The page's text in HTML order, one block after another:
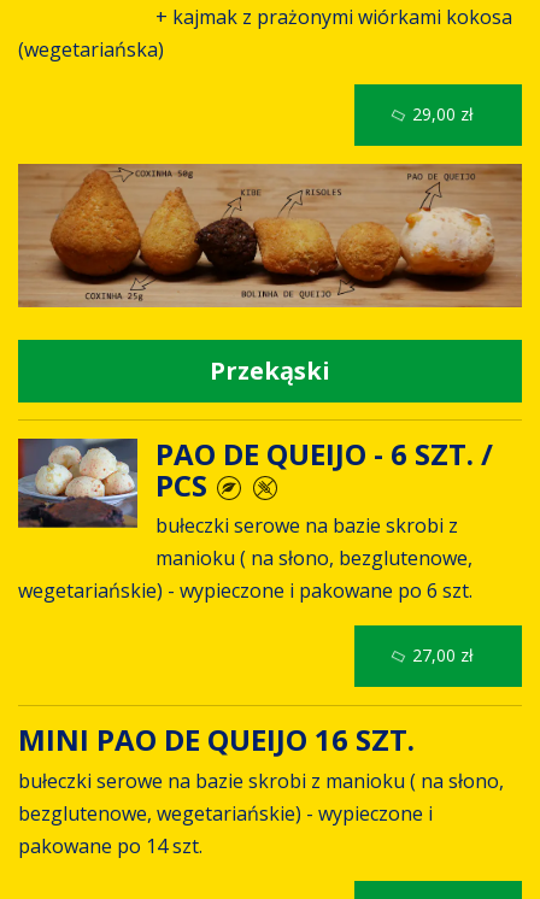
+ kajmak z prażonymi wiórkami kokosa
(wegetariańska)
Przekąski
PAO DE QUEIJO - 6 SZT. /
PCS
bułeczki serowe na bazie skrobi z
manioku ( na słono, bezglutenowe,
wegetariańskie) - wypieczone i pakowane po 6 szt.
MINI PAO DE QUEIJO 16 SZT.
bułeczki serowe na bazie skrobi z manioku ( na słono,
bezglutenowe, wegetariańskie) - wypieczone i
pakowane po 14 szt.